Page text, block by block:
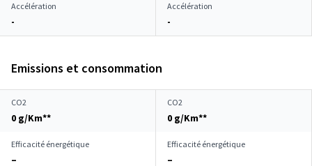
Accélération
-
Accélération
-
Emissions et consommation
CO2
0 g/Km**
CO2
0 g/Km**
Efficacité énergétique
–
Efficacité énergétique
–